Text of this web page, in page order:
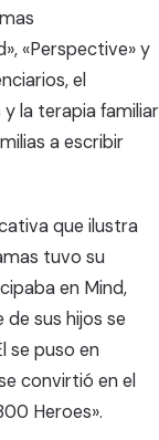
«Perspective» y
el
la terapia familiar
a escribir
que ilustra
tuvo su
en Mind,
sus hijos se
se puso en
convirtió en el
Heroes».